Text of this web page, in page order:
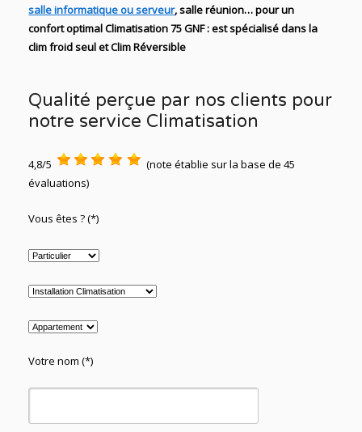
salle informatique ou serveur, salle réunion… pour un
confort optimalClimatisation75GNF:estspécialisédans la
climfroid seul et Clim Réversible
Qualité perçue par nos clients pour
notre service Climatisation
4,8/5
(note établie sur la base de 45
évaluations)
Vous êtes ? (*)
Votre nom (*)